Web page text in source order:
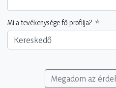
Mi a tevékenysége fő profilja?
Kereskedő
Megadom az